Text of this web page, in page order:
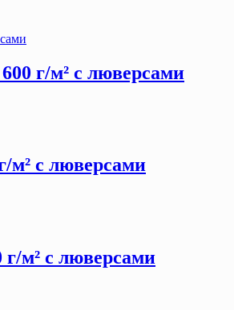
г/м² с люверсами
м² с люверсами
м² с люверсами